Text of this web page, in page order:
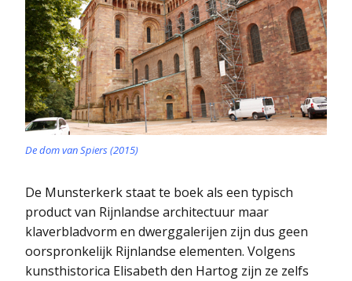
De dom van Spiers (2015)
De Munsterkerk staat te boek als een typisch
product van Rijnlandse architectuur maar
klaverbladvorm en dwerggalerijen zijn dus geen
oorspronkelijk Rijnlandse elementen. Volgens
kunsthistorica Elisabeth den Hartog zijn ze zelfs